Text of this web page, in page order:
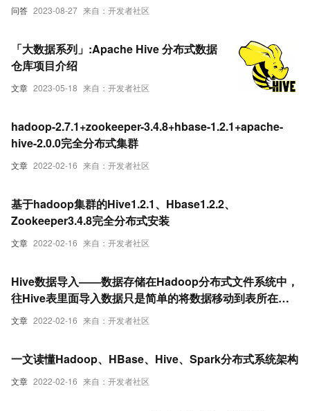
问答 2023-08-27 来自：开发者社区
文章 2023-05-18 来自：开发者社区
「大数据系列」:Apache Hive 分布式数据
仓库项目介绍
文章 2022-02-16 来自：开发者社区
hadoop-2.7.1+zookeeper-3.4.8+hbase-1.2.1+apache-
hive-2.0.0完全分布式集群
文章 2022-02-16 来自：开发者社区
基于hadoop集群的Hive1.2.1、Hbase1.2.2、
Zookeeper3.4.8完全分布式安装
文章 2022-02-16 来自：开发者社区
Hive数据导入——数据存储在Hadoop分布式文件系统中，
往Hive表里面导入数据只是简单的将数据移动到表所在的
目录中！
文章 2022-02-16 来自：开发者社区
一文读懂Hadoop、HBase、Hive、Spark分布式系统架构